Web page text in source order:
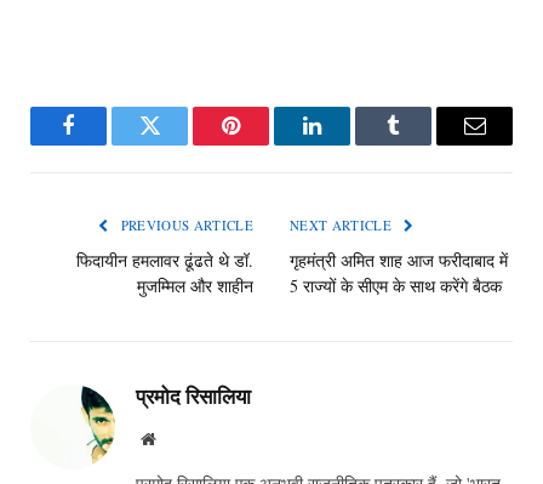
FacebookTwitter Pinterest LinkedInTumblr Email
PREVIOUS ARTICLE
फिदायीन हमलावर ढूंढते थे डॉ.
मुजम्मिल और शाहीन
NEXT ARTICLE
गृहमंत्री अमित शाह आज फरीदाबाद में
5 राज्यों के सीएम के साथ करेंगे बैठक
प्रमोद रिसालिया
Website